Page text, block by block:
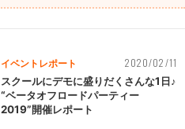
イベントレポート 2020/02/11
スクールにデモに盛りだくさんな1日♪
“ベータオフロードパーティー
2019”開催レポート